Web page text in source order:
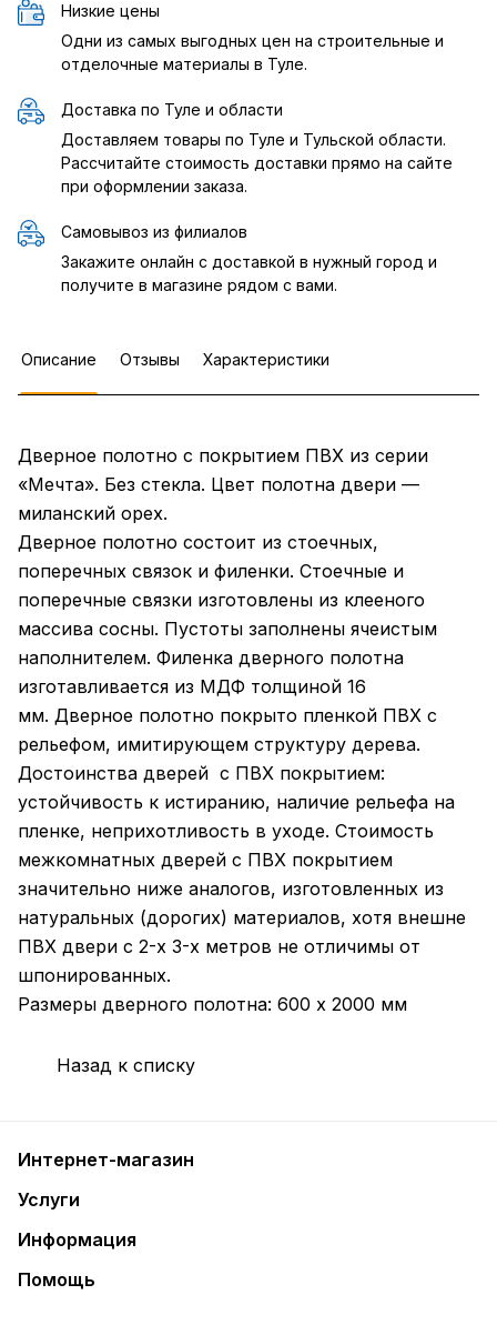
Низкие цены
Одни из самых выгодных цен на строительные и
отделочные материалы в Туле.
Доставка по Туле и области
Доставляем товары по Туле и Тульской области.
Рассчитайте стоимость доставки прямо на сайте
при оформлении заказа.
Самовывоз из филиалов
Закажите онлайн с доставкой в нужный город и
получите в магазине рядом с вами.
Описание Отзывы Характеристики
Дверное полотно с покрытием ПВХ из серии
«Мечта». Без стекла. Цвет полотна двери —
миланский орех.
Дверное полотно состоит из стоечных,
поперечных связок и филенки. Стоечные и
поперечные связки изготовлены из клееного
массива сосны. Пустоты заполнены ячеистым
наполнителем. Филенка дверного полотна
изготавливается из МДФ толщиной 16
мм. Дверное полотно покрыто пленкой ПВХ с
рельефом, имитирующем структуру дерева.
Достоинства дверей с ПВХ покрытием:
устойчивость к истиранию, наличие рельефа на
пленке, неприхотливость в уходе. Стоимость
межкомнатных дверей с ПВХ покрытием
значительно ниже аналогов, изготовленных из
натуральных (дорогих) материалов, хотя внешне
ПВХ двери с 2-х 3-х метров не отличимы от
шпонированных.
Размеры дверного полотна: 600 х 2000 мм
Назад к списку
Интернет-магазин
Услуги
Информация
Помощь